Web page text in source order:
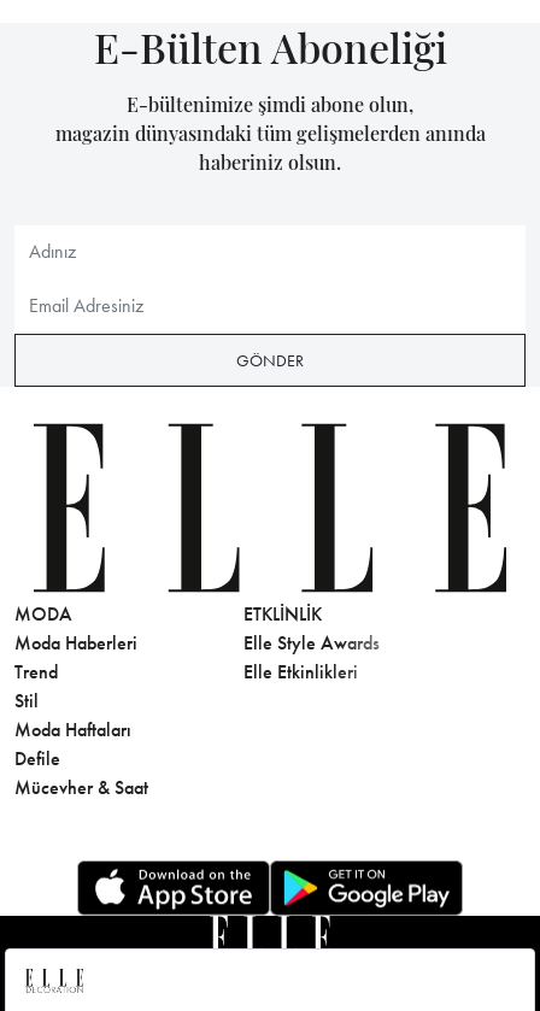
E-Bülten Aboneliği
E-bültenimize şimdi abone olun,
magazin dünyasındaki tüm gelişmelerden anında
haberiniz olsun.
GÖNDER
MODA
Moda Haberleri
Trend
Stil
Moda Haftaları
Defile
Mücevher & Saat
ETKLINLIK
Elle Style Awards
Elle Etkinlikleri